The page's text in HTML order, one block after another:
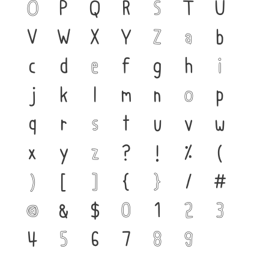
O
P Q R S T
U
V
W X Y Z a
b
c
d e f g h
i
j
k l m n o
p
q
r s t u v
w
x
y z ? ! %
(
)
[ ] { } /
#
@
& $ 0 1 2
3
4
5 6 7 8 9